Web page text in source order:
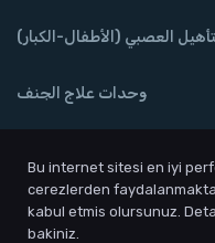
العصبي (الأطفال-الكبار)
وحدات علاج الجنف
المعالجة المائية
Bu internet sitesi en iyi
cerezlerden
kabul etmis olursunuz.
bakiniz.